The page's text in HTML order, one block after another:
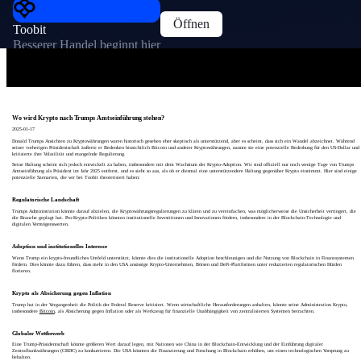
Toobit
Besserer Handel beginnt hier
Öffnen
Wo wird Krypto nach Trumps Amtseinführung stehen?
2025-01-17
Donald Trumps Ansichten zu Kryptowährungen waren historisch gesehen eher skeptisch als unterstützend, aber es scheint, dass sich ein Wandel abzeichnet. Während
seiner vorherigen Präsidentschaft äußerte er Bedenken hinsichtlich Bitcoin und anderer Kryptowährungen, nannte sie eine potenzielle Bedrohung für den US-Dollar und
kritisierte ihre Volatilität und mangelnde Regulierung.
Seine Haltung scheint sich jedoch entwickelt zu haben, insbesondere mit dem Wachstum der Krypto-Adoption. Wir sind offiziell nur noch wenige Tage von Trumps
Amtseinführung als Präsident im Jahr 2025 entfernt, und es sieht so aus, als ob er diesmal eine unterstützendere Haltung gegenüber Krypto einnimmt. Hier sind einige
potenzielle Szenarien, die wir bei Toobit theoretisiert haben:
Regulatorische Landschaft
Trumps Administration könnte darauf abzielen, die Kryptowährungsregulierungen zu klären und zu vereinfachen, was möglicherweise die Unsicherheit verringert, die
die Branche geplagt hat. Pro-Krypto-Politiken könnten institutionelle Investitionen und Innovationen fördern, insbesondere in der Blockchain-Technologie und
digitalen Vermögenswerten.
Adoption und institutionelles Interesse
Wenn Trump ein krypto-freundliches Umfeld unterstützt, könnte dies die institutionelle Adoption beschleunigen und die Nutzung von Blockchain in Finanzsystemen
fördern. Dies könnte dazu führen, dass mehr in den USA ansässige Krypto-Unternehmen, Börsen und DeFi-Plattformen unter reduzierten regulatorischen Hürden
florieren.
Krypto als Absicherung gegen Inflation
Trump hat in der Vergangenheit die Politik der Federal Reserve kritisiert. Wenn wirtschaftliche Herausforderungen anhalten, könnte seine Administration Krypto,
insbesondere Bitcoin, als Absicherung gegen Inflation oder als Werkzeug für finanzielle Unabhängigkeit von zentralisierten Systemen betrachten.
Globaler Wettbewerb
Eine Trump-Präsidentschaft könnte größeren Wert darauf legen, mit Nationen wie China in der Blockchain-Entwicklung und der Einführung digitaler
Zentralbankwährungen (CBDC) zu konkurrieren. Die USA könnten die Finanzierung und Forschung in Blockchain erhöhen, um einen technologischen Vorsprung zu
behalten.